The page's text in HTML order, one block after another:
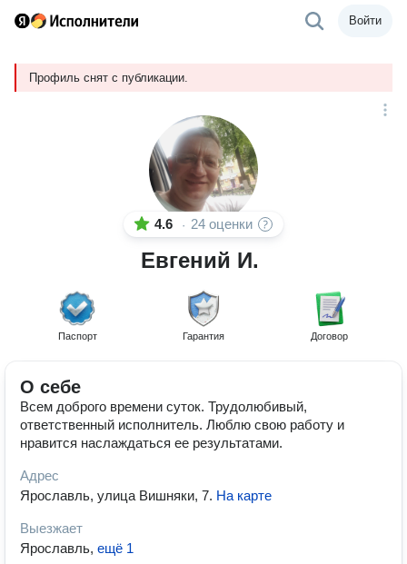
Войти
Профиль снят с публикации.
4.6 · 24 оценки
Евгений И.
Паспорт Гарантия Договор
О себе
Всем доброго времени суток. Трудолюбивый,
ответственный исполнитель. Люблю свою работу и
нравится наслаждаться ее результатами.
Адрес
Ярославль, улица Вишняки, 7. На карте
Выезжает
Ярославль, ещё 1